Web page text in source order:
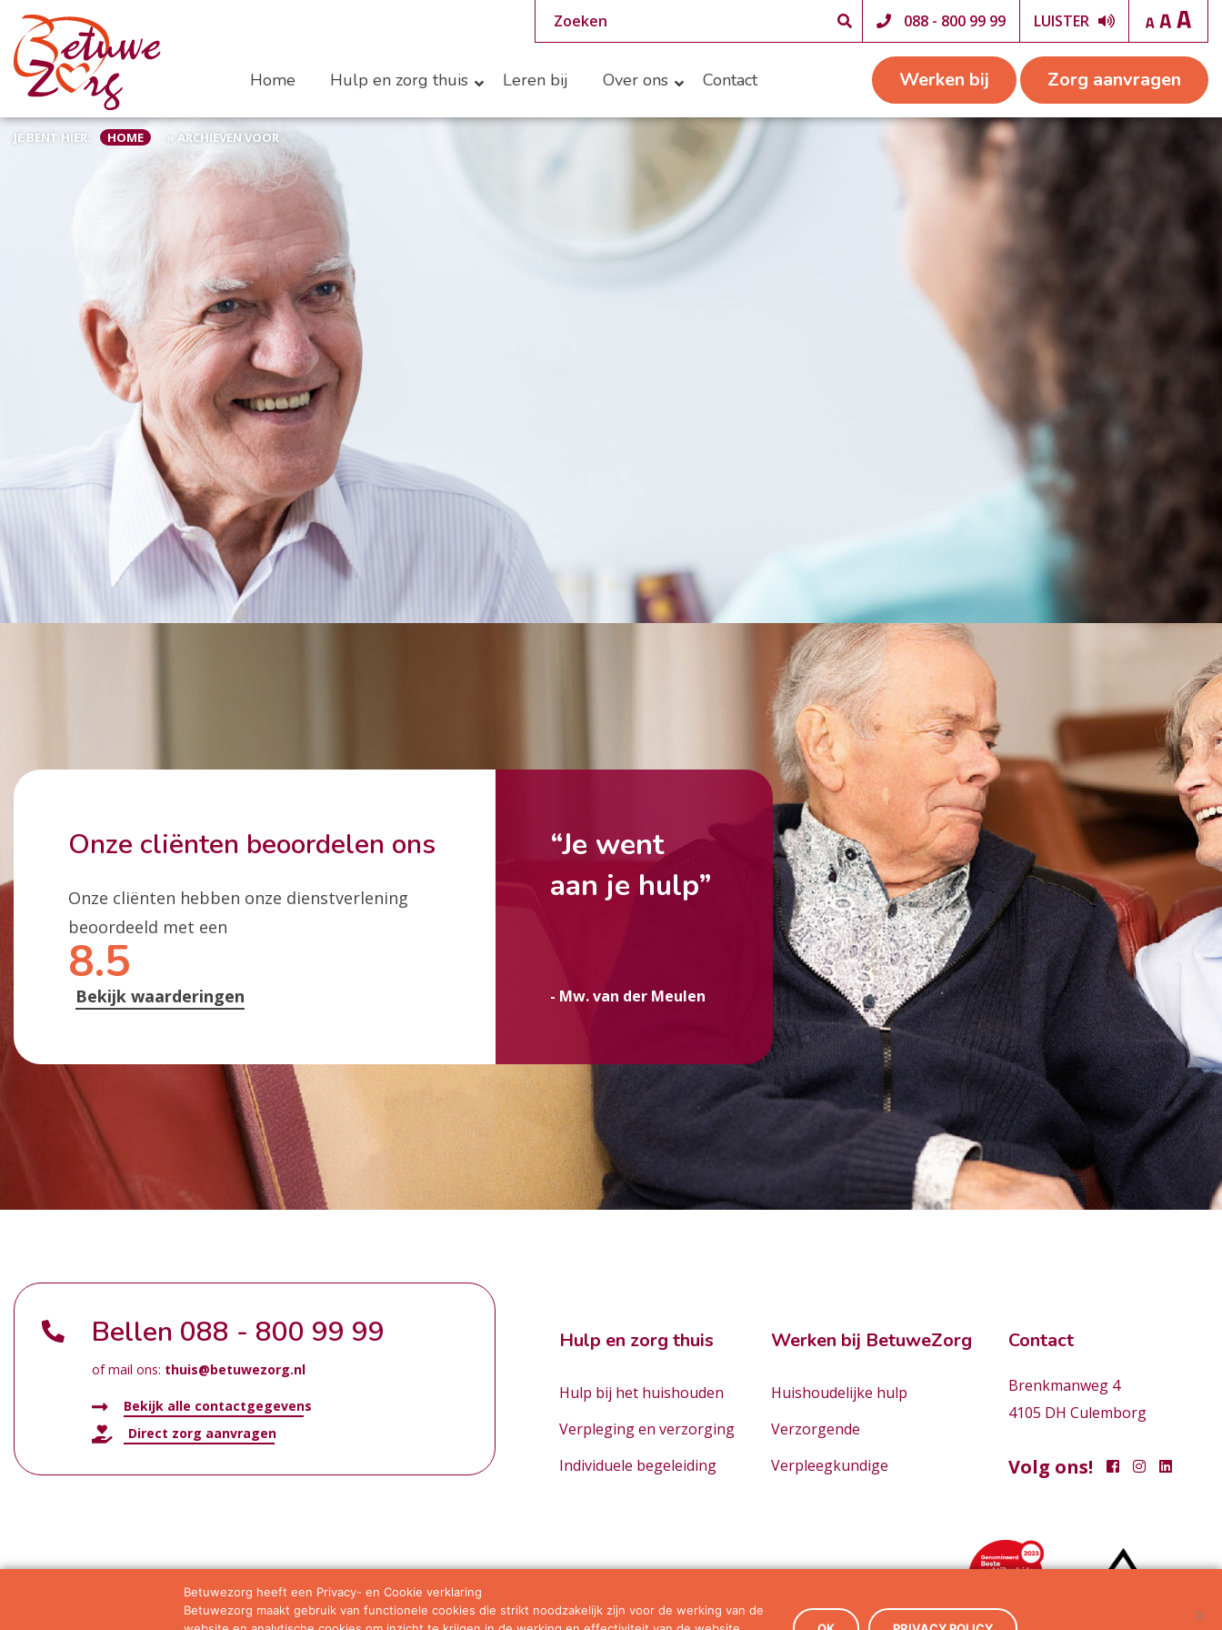
088 - 800 99 99 LUISTER
Home Hulp en zorg thuis Leren bij Over ons Contact Werken bij Zorg aanvragen
JE BENT HIER: HOME » ARCHIEVEN VOOR
Onze cliënten beoordelen ons
Onze cliënten hebben onze dienstverlening
beoordeeld met een
8.5
Bekijk waarderingen
“Je went
aan je hulp”
- Mw. van der Meulen
Bellen 088 - 800 99 99
of mail ons: thuis@betuwezorg.nl
Bekijk alle contactgegevens
Direct zorg aanvragen
Hulp en zorg thuis
Hulp bij het huishouden
Verpleging en verzorging
Individuele begeleiding
Werken bij BetuweZorg
Huishoudelijke hulp
Verzorgende
Verpleegkundige
Contact
Brenkmanweg 4
4105 DH Culemborg
Volg ons!
Privacy statement Algemene voorwaarden
Betuwezorg heeft een Privacy- en Cookie verklaring
Betuwezorg maakt gebruik van functionele cookies die strikt noodzakelijk zijn voor de werking van de